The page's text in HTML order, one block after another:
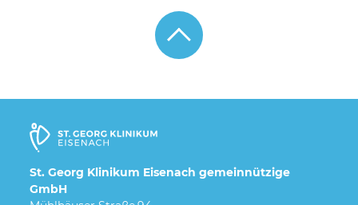
St. Georg Klinikum Eisenach gemeinnützige
GmbH